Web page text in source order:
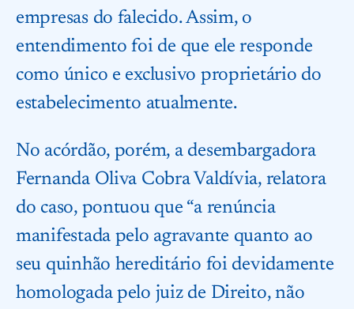
empresas do falecido. Assim, o
entendimento foi de que ele responde
como único e exclusivo proprietário do
estabelecimento atualmente.
No acórdão, porém, a desembargadora
Fernanda Oliva Cobra Valdívia, relatora
do caso, pontuou que “a renúncia
manifestada pelo agravante quanto ao
seu quinhão hereditário foi devidamente
homologada pelo juiz de Direito, não